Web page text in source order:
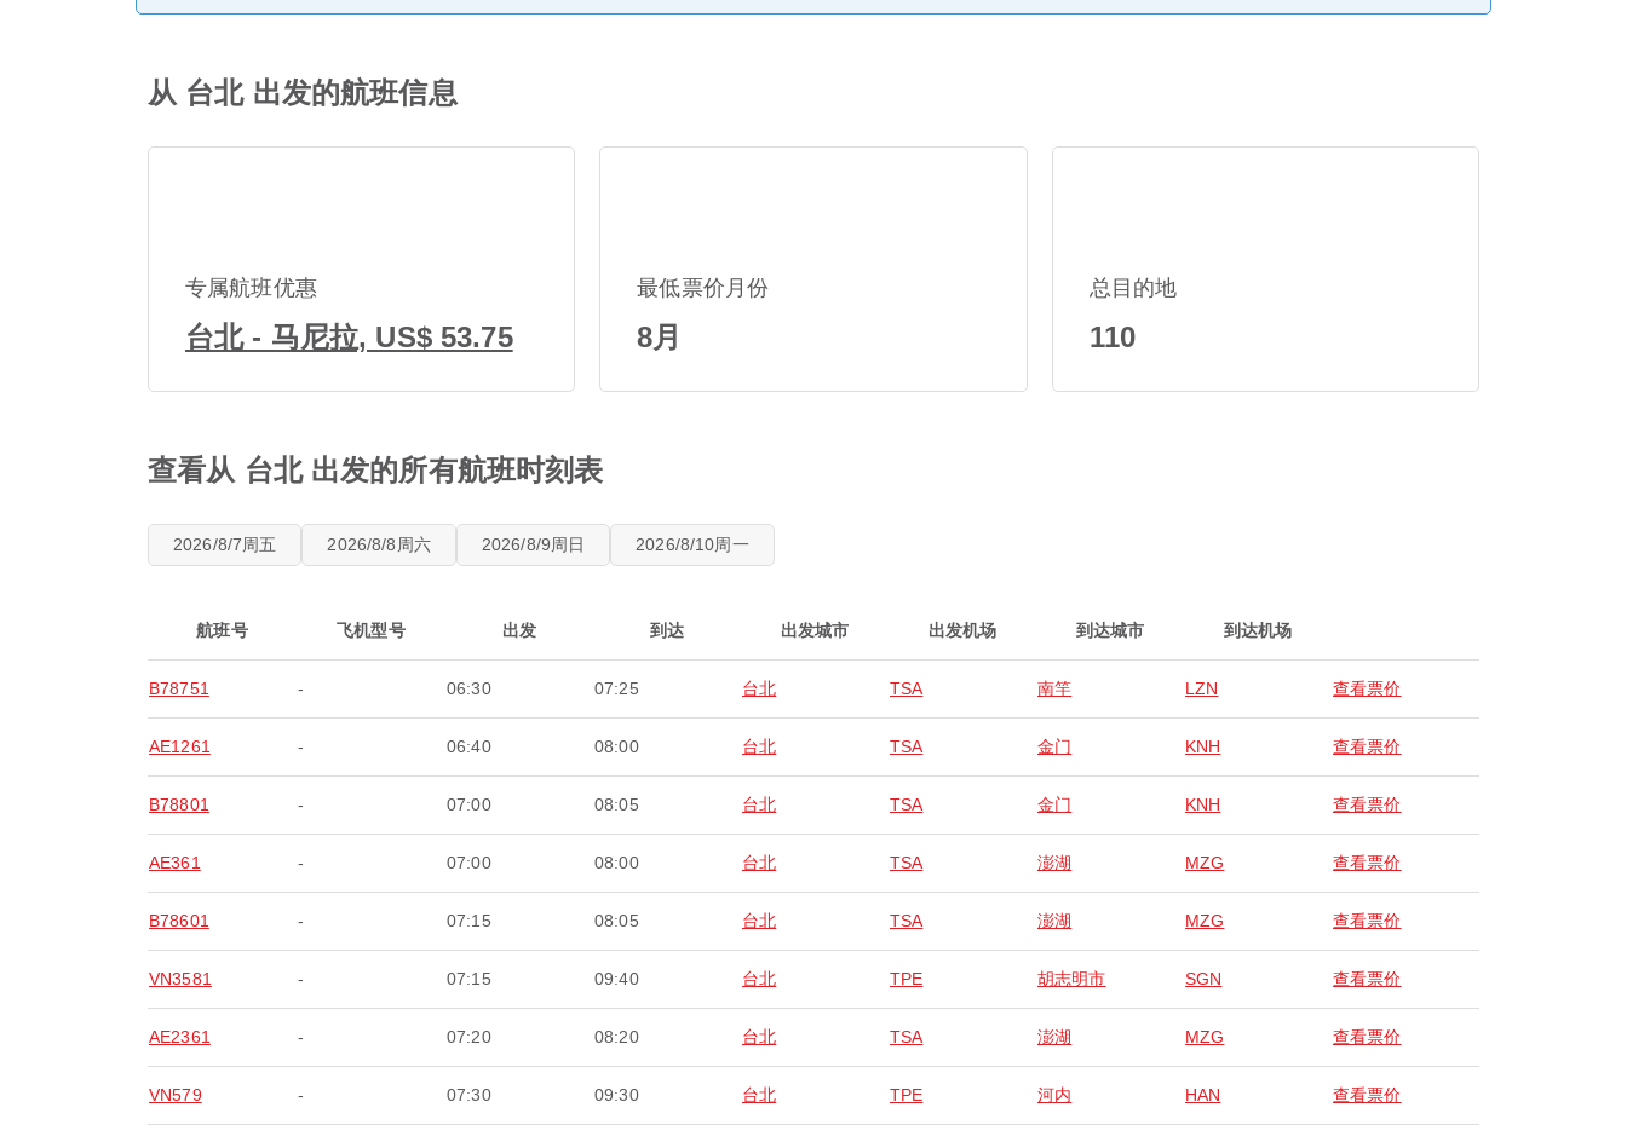
从 台北 出发的航班信息
专属航班优惠
台北 - 马尼拉, US$ 53.75
最低票价月份
8月
总目的地
110
查看从 台北 出发的所有航班时刻表
2026/8/7周五 2026/8/8周六 2026/8/9周日 2026/8/10周一
航班号 飞机型号 出发 到达 出发城市 出发机场 到达城市 到达机场
B78751 - 06:30 07:25 台北 TSA 南竿 LZN 查看票价
AE1261 - 06:40 08:00 台北 TSA 金门 KNH 查看票价
B78801 - 07:00 08:05 台北 TSA 金门 KNH 查看票价
AE361 - 07:00 08:00 台北 TSA 澎湖 MZG 查看票价
B78601 - 07:15 08:05 台北 TSA 澎湖 MZG 查看票价
VN3581 - 07:15 09:40 台北 TPE 胡志明市 SGN 查看票价
AE2361 - 07:20 08:20 台北 TSA 澎湖 MZG 查看票价
VN579 - 07:30 09:30 台北 TPE 河内 HAN 查看票价